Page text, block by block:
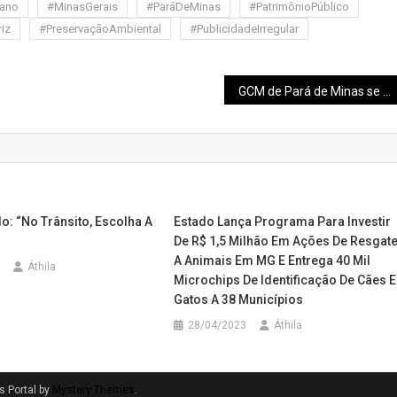
#MinasGerais #ParáDeMinas
#PatrimônioPúblico
#PreservaçãoAmbiental
#PublicidadeIrregular
GCM de Pará de Minas se prepara para enfrentar a violência contra a mulher com capacitação inédita
“No Trânsito, Escolha A
Áthila
Estado Lança Programa Para Investir
De R$ 1,5 Milhão Em Ações De
A Animais Em MG E Entrega 40 Mil
Microchips De Identificação De Cães E
Gatos A 38 Municípios
28/04/2023 Áthila
Portal by Mystery Themes .